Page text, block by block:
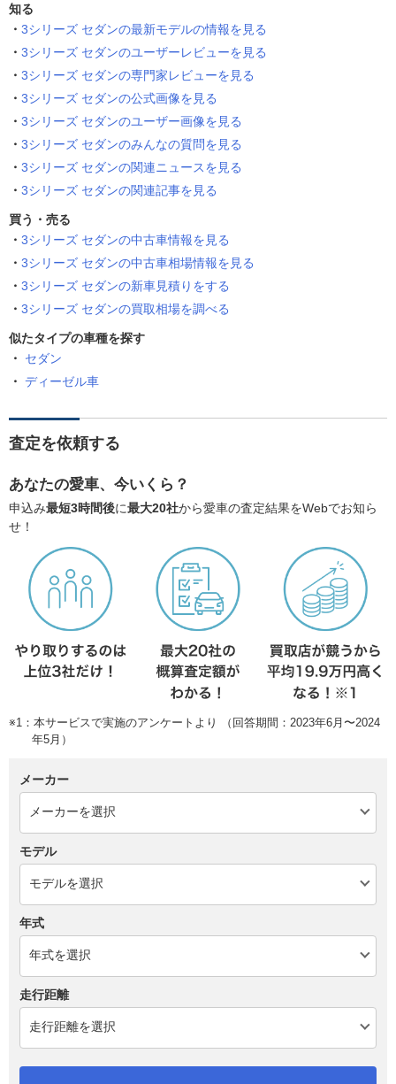
知る
3シリーズ セダンの最新モデルの情報を見る
3シリーズ セダンのユーザーレビューを見る
3シリーズ セダンの専門家レビューを見る
3シリーズ セダンの公式画像を見る
3シリーズ セダンのユーザー画像を見る
3シリーズ セダンのみんなの質問を見る
3シリーズ セダンの関連ニュースを見る
3シリーズ セダンの関連記事を見る
買う・売る
3シリーズ セダンの中古車情報を見る
3シリーズ セダンの中古車相場情報を見る
3シリーズ セダンの新車見積りをする
3シリーズ セダンの買取相場を調べる
似たタイプの車種を探す
セダン
ディーゼル車
査定を依頼する
あなたの愛車、今いくら？
申込み最短3時間後に最大20社から愛車の査定結果をWebでお知ら
せ！
※1：本サービスで実施のアンケートより （回答期間：2023年6月〜2024
年5月）
メーカー
モデル
年式
走行距離